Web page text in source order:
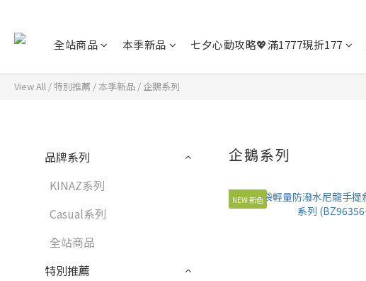
全站商品 本季新品 七夕心動攻略💖滿1777現折177
View All /特別推薦 / 本季新品 / 企鵝系列
品牌系列
KINAZ系列
Casual系列
全站商品
特別推薦
企鵝系列
NEW 新色